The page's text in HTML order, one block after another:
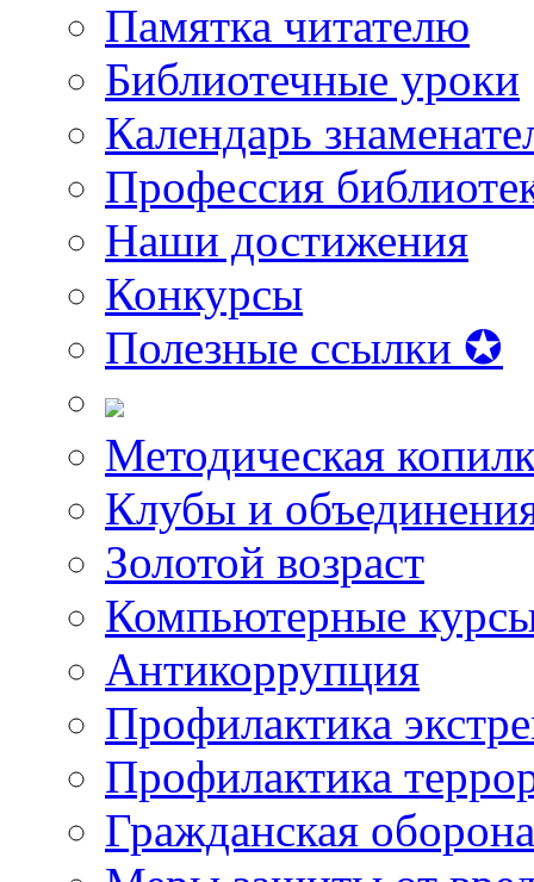
Памятка читателю
Библиотечные уроки
Календарь
Профессия
Наши достижения
Конкурсы
Полезные ссылки ✪
Методическая
Клубы и
Золотой возраст
Компьютерные
Антикоррупция
Профилактика
Профилактика
Гражданская оборона